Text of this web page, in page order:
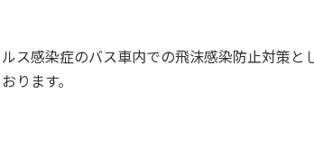
ス感染症のバス車内での飛沫感染防止対策
ります。